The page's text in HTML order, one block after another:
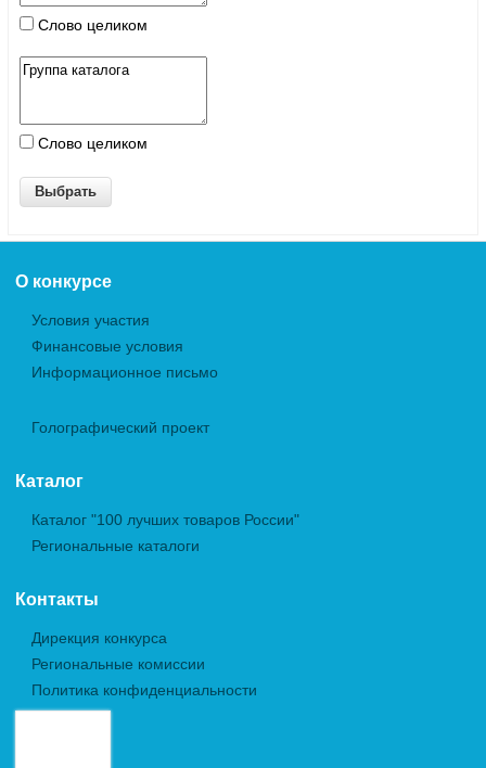
Слово целиком
Слово целиком
О конкурсе
Условия участия
Финансовые условия
Информационное письмо
Голографический проект
Каталог
Каталог "100 лучших товаров России"
Региональные каталоги
Контакты
Дирекция конкурса
Региональные комиссии
Политика конфиденциальности